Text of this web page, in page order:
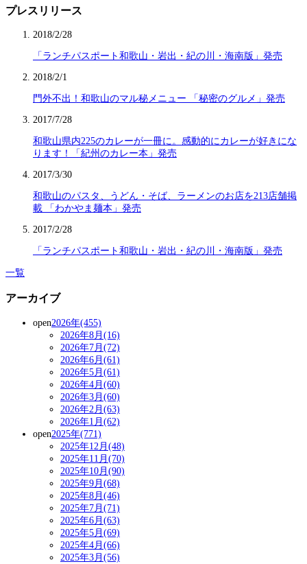
プレスリリース
2018/2/28
「ランチパスポート和歌山・岩出・紀の川・海南版」発売
2018/2/1
門外不出！和歌山のマル秘メニュー 「秘密のグルメ」発売
2017/7/28
和歌山県内225のカレーが一冊に。感動的にカレーが好きにな
ります！「紀州のカレー本」発売
2017/3/30
和歌山のパスタ、うどん・そば、ラーメンのお店を213店舗掲
載 「わかやま麺本」発売
2017/2/28
「ランチパスポート和歌山・岩出・紀の川・海南版」発売
一覧
アーカイブ
open2026年(455)
2026年8月(16)
2026年7月(72)
2026年6月(61)
2026年5月(61)
2026年4月(60)
2026年3月(60)
2026年2月(63)
2026年1月(62)
open2025年(771)
2025年12月(48)
2025年11月(70)
2025年10月(90)
2025年9月(68)
2025年8月(46)
2025年7月(71)
2025年6月(63)
2025年5月(69)
2025年4月(66)
2025年3月(56)